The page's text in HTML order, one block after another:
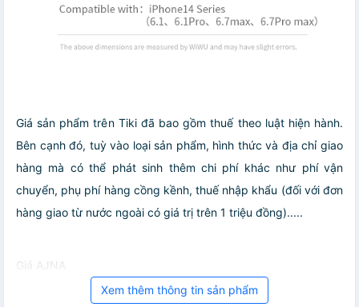
Giá sản phẩm trên Tiki đã bao gồm thuế theo luật hiện hành.
Bên cạnh đó, tuỳ vào loại sản phẩm, hình thức và địa chỉ giao
hàng mà có thể phát sinh thêm chi phí khác như phí vận
chuyển, phụ phí hàng cồng kềnh, thuế nhập khẩu (đối với đơn
hàng giao từ nước ngoài có giá trị trên 1 triệu đồng).....
Giá AJNA
Xem thêm thông tin sản phẩm